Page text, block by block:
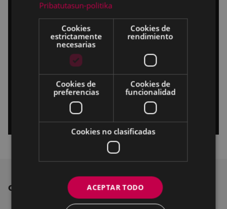
OTRAS NOTICIAS
Pribatutasun-politika
Cookies
estrictamente
necesarias
Cookies de
rendimiento
Cookies de
preferencias
Cookies de
funcionalidad
Cookies no clasificadas
ACEPTAR TODO